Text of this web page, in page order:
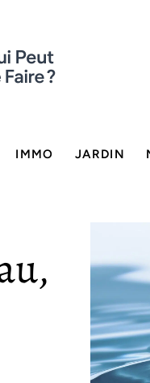
IMMO JARDIN